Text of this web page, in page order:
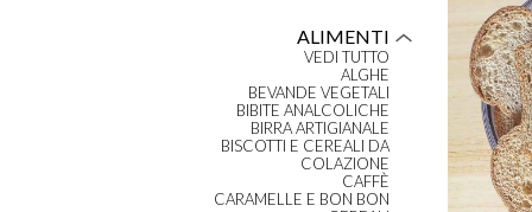
ALIMENTI
VEDI TUTTO
ALGHE
BEVANDE VEGETALI
BIBITE ANALCOLICHE
BIRRA ARTIGIANALE
BISCOTTI E CEREALI DA
COLAZIONE
CAFFÈ
CARAMELLE E BON BON